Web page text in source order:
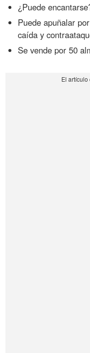
¿Puede
Puede apuñalar
caída y
Se vende por 50